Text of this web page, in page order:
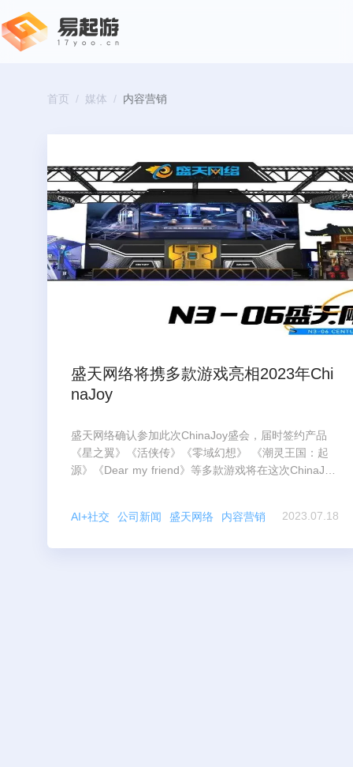
首页 / 媒体 / 内容营销
盛天网络将携多款游戏亮相2023年Chi
naJoy
盛天网络确认参加此次ChinaJoy盛会，届时签约产品
《星之翼》《活侠传》《零域幻想》 《潮灵王国：起
源》《Dear my friend》等多款游戏将在这次ChinaJoy
AI+社交 公司新闻 盛天网络
内容营销
2023.07.18